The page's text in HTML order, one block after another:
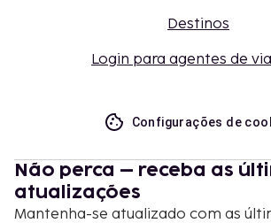
Destinos
Login para agentes de
Configurações de
Não perca – receba as
atualizações
Mantenha-se atualizado com as